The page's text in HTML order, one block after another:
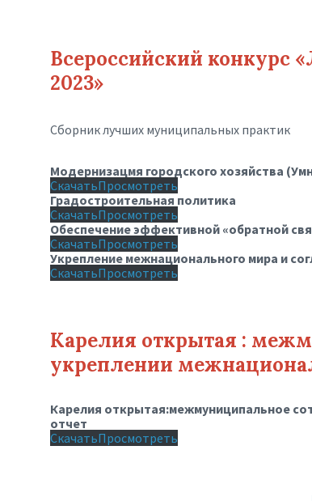
Всероссийский конкурс
2023»
Сборник лучших муниципальных практик
Модернизацмя городского хозяйства
СкачатьПросмотреть
Градостроительная политика
СкачатьПросмотреть
Обеспечение эффективной «обратной
СкачатьПросмотреть
Укрепление межнационального мира и
СкачатьПросмотреть
Карелия открытая :
укреплении
Карелия открытая:межмуниципальное
отчет
СкачатьПросмотреть